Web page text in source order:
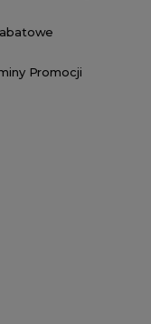
Promocji